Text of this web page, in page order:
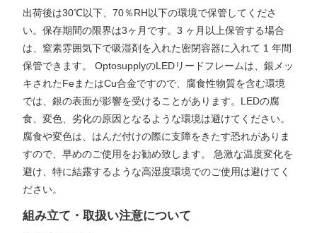
出荷後は30℃以下、70％RH以下の環境で保管してくださ
い。保存期間の限界は3ヶ月です。3 ヶ月以上保管する場合
は、窒素雰囲気下で吸湿剤を入れた密閉容器に入れて 1 年間
保管できます。 OptosupplyのLEDリードフレームは、銀メッ
キされたFeまたはCu合金ですので、腐食性物質を含む環境
では、銀の表面が影響を受けることがあります。LEDの腐
食、変色、劣化の原因となるような環境は避けてください。
腐食や変色は、はんだ付けの際に支障をきたす恐れがありま
すので、早めのご使用をお勧め致します。 急激な温度変化を
避け、特に結露するような高湿度環境でのご使用は避けてく
ださい。
組み立て・取扱い注意について